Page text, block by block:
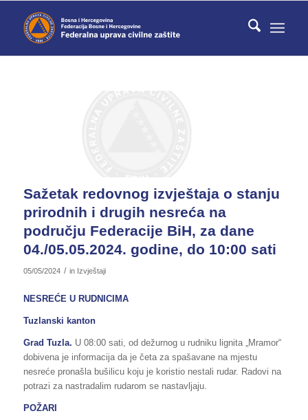
Sažetak redovnog izvještaja o stanju
prirodnih i drugih nesreća na
području Federacije BiH, za dane
04./05.05.2024. godine, do 10:00 sati
05/05/2024 / in Izvještaji
NESREĆE U RUDNICIMA
Tuzlanski kanton
Grad Tuzla. U 08:00 sati, od dežurnog u rudniku lignita „Mramor“
dobivena je informacija da je četa za spašavane na mjestu
nesreće pronašla bušilicu koju je koristio nestali rudar. Radovi na
potrazi za nastradalim rudarom se nastavljaju.
POŽARI